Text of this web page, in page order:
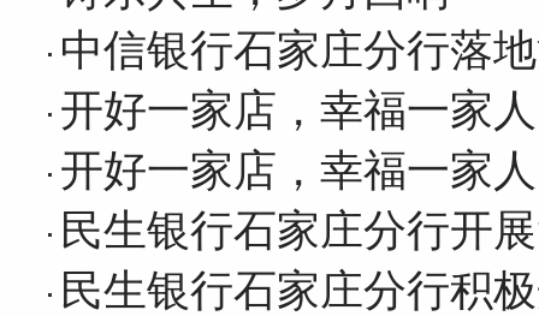
中信银行石家庄分行落
开好一家店，幸福一家
开好一家店，幸福一家
民生银行石家庄分行开
民生银行石家庄分行积